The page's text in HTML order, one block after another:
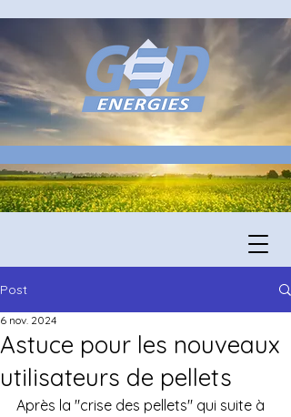
Post
Astuce pour les nouveaux
utilisateurs de pellets
6 nov. 2024
Après la "crise des pellets" qui suite à